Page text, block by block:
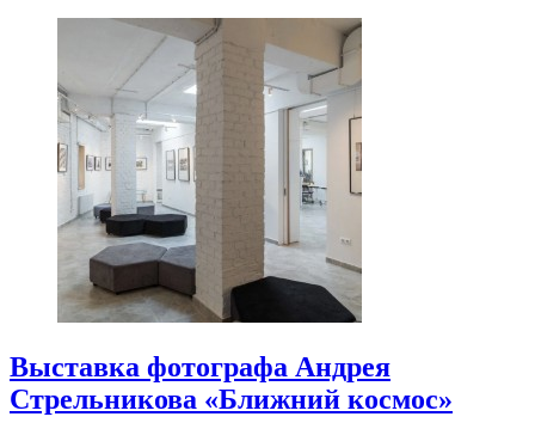
Выставка фотографа Андрея
Стрельникова «Ближний космос»